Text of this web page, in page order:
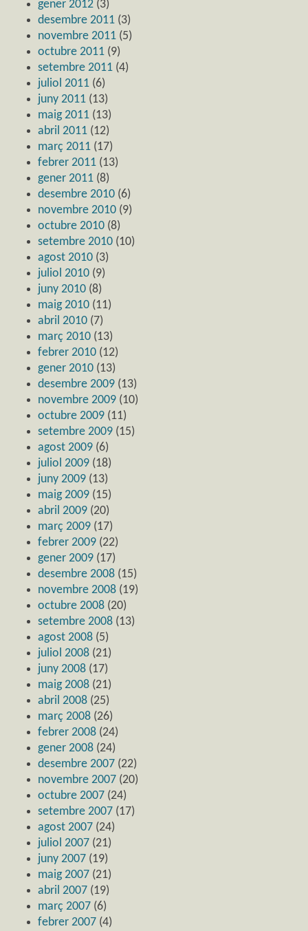
gener 2012 (3)
desembre 2011 (3)
novembre 2011 (5)
octubre 2011 (9)
setembre 2011 (4)
juliol 2011 (6)
juny 2011 (13)
maig 2011 (13)
abril 2011 (12)
març 2011 (17)
febrer 2011 (13)
gener 2011 (8)
desembre 2010 (6)
novembre 2010 (9)
octubre 2010 (8)
setembre 2010 (10)
agost 2010 (3)
juliol 2010 (9)
juny 2010 (8)
maig 2010 (11)
abril 2010 (7)
març 2010 (13)
febrer 2010 (12)
gener 2010 (13)
desembre 2009 (13)
novembre 2009 (10)
octubre 2009 (11)
setembre 2009 (15)
agost 2009 (6)
juliol 2009 (18)
juny 2009 (13)
maig 2009 (15)
abril 2009 (20)
març 2009 (17)
febrer 2009 (22)
gener 2009 (17)
desembre 2008 (15)
novembre 2008 (19)
octubre 2008 (20)
setembre 2008 (13)
agost 2008 (5)
juliol 2008 (21)
juny 2008 (17)
maig 2008 (21)
abril 2008 (25)
març 2008 (26)
febrer 2008 (24)
gener 2008 (24)
desembre 2007 (22)
novembre 2007 (20)
octubre 2007 (24)
setembre 2007 (17)
agost 2007 (24)
juliol 2007 (21)
juny 2007 (19)
maig 2007 (21)
abril 2007 (19)
març 2007 (6)
febrer 2007 (4)